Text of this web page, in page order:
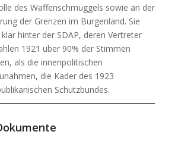
des Waffenschmuggels sowie an der
der Grenzen im Burgenland. Sie
hinter der SDAP, deren Vertreter
1921 über 90% der Stimmen
als die innenpolitischen
die Kader des 1923
Schutzbundes.